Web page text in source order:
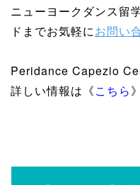
ニューヨークダンス留
ドまでお気軽にお問い
Peridance Capezio
詳しい情報は《こちら